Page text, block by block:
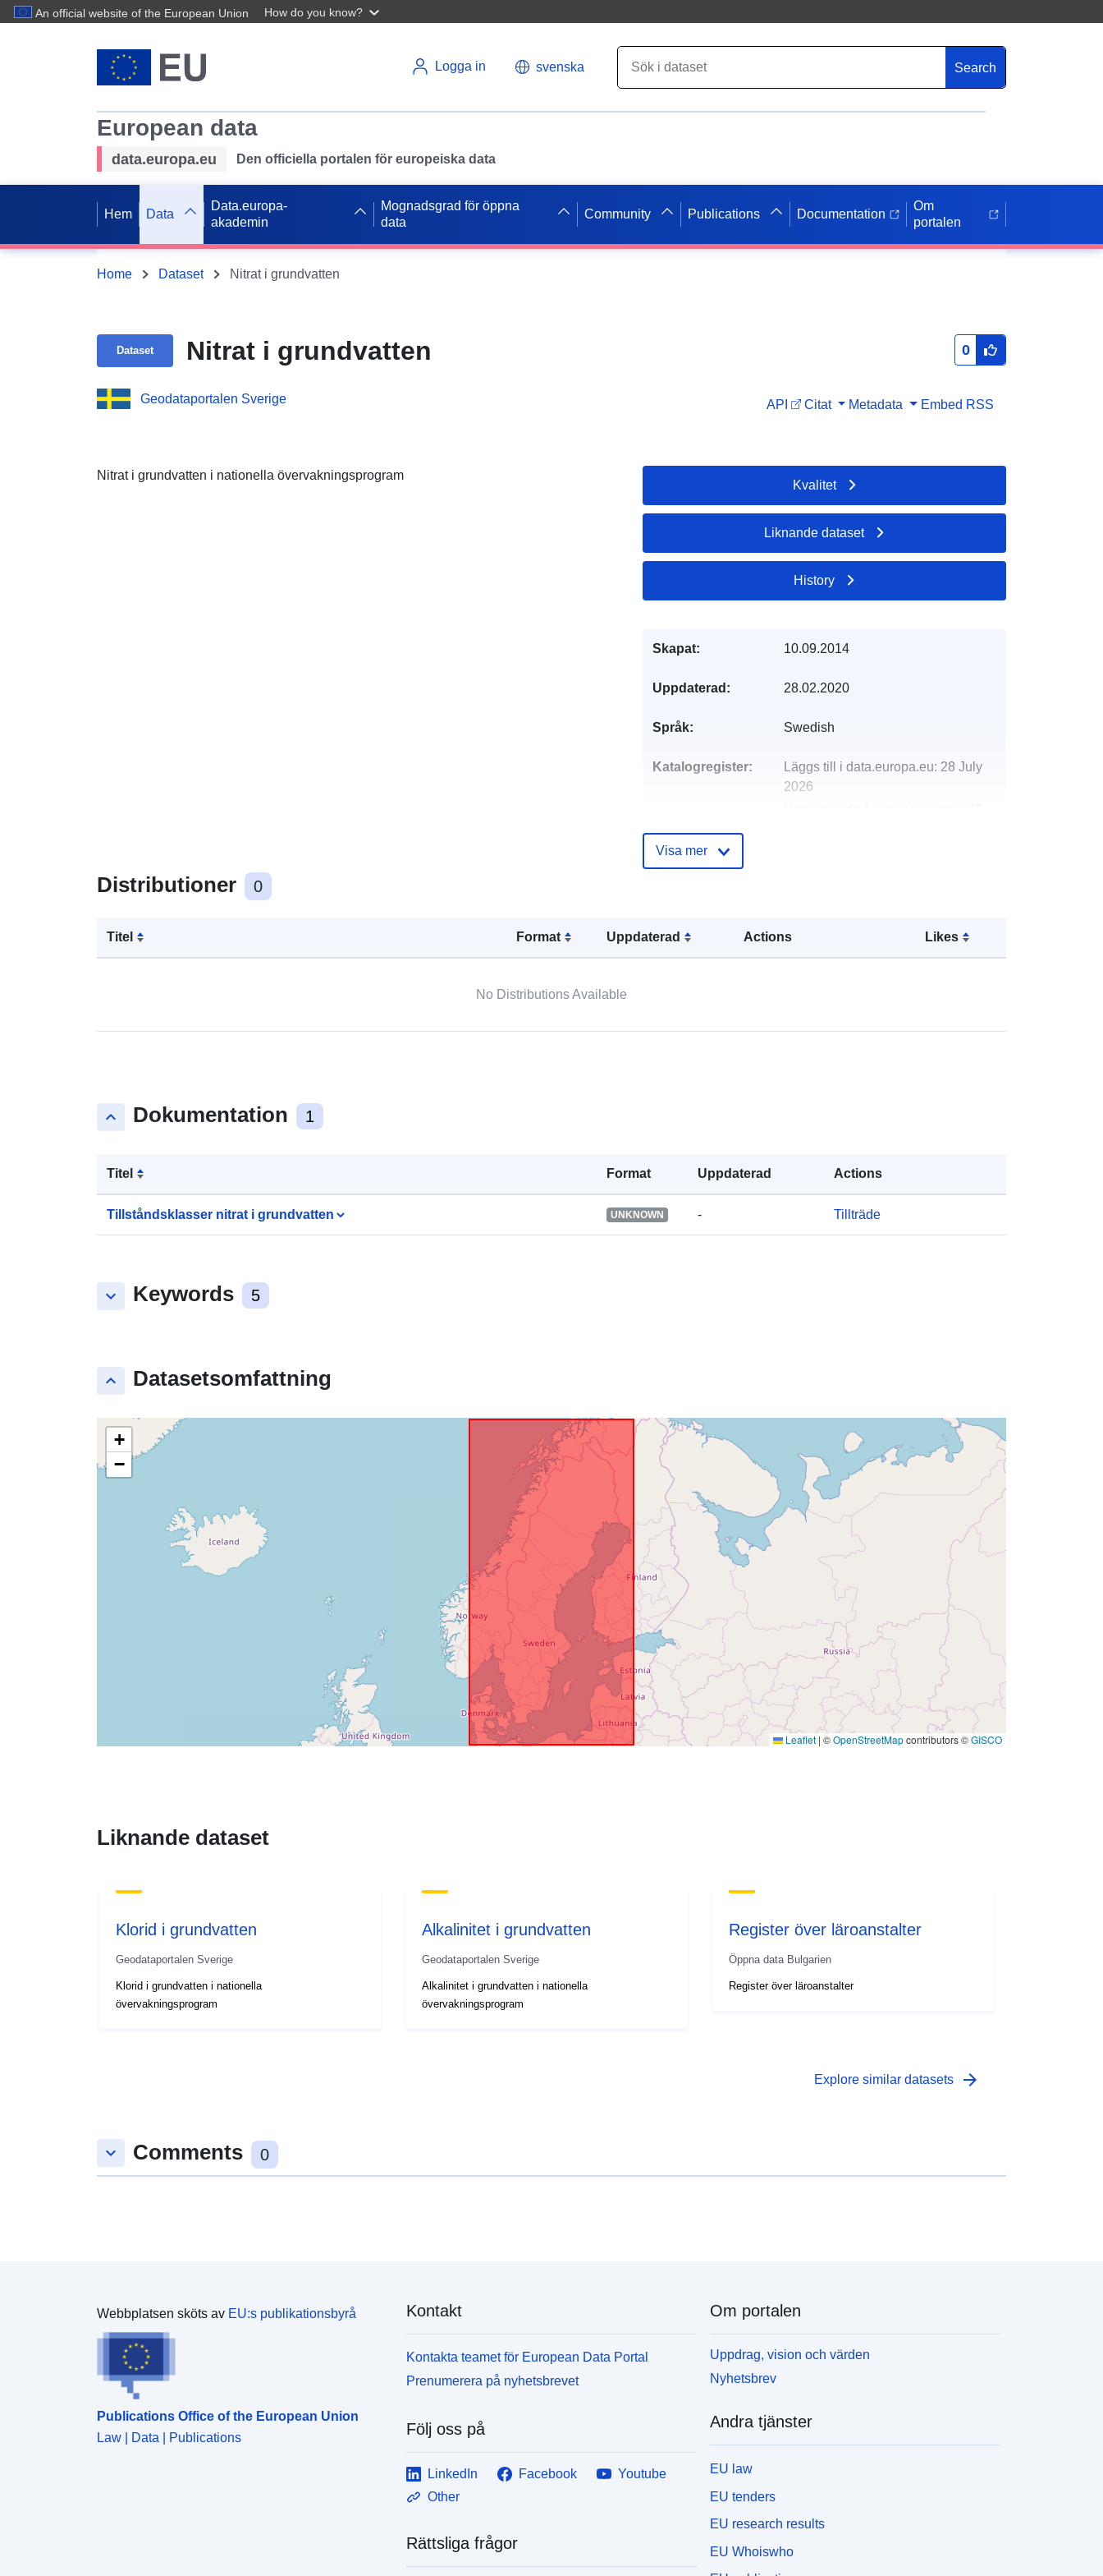
An official website of the European Union How do you know?
Logga in svenska Search
European data
data.europa.eu Den officiella portalen för europeiska data
Hem Data
Data.europa-
akademin
Mognadsgrad för öppna
data
Community Publications Documentation
Om
portalen
Home Dataset Nitrat i grundvatten
Dataset Nitrat i grundvatten 0
Geodataportalen Sverige API Citat Metadata Embed RSS
Nitrat i grundvatten i nationella övervakningsprogram
Distributioner 0
Titel Format Uppdaterad Actions Likes
No Distributions Available
keyboard_arrow_up Dokumentation 1
Titel Format Uppdaterad Actions
Tillståndsklasser nitrat i grundvatten UNKNOWN - Tillträde
keyboard_arrow_down Keywords 5
keyboard_arrow_up Datasetsomfattning
+
−
Leaflet | ©OpenStreetMapcontributors ©GISCO
Kvalitet
Liknande dataset
History
Skapat: 10.09.2014
Uppdaterad: 28.02.2020
Språk: Swedish
Katalogregister: Läggs till i data.europa.eu: 28 July
2026
Spatial:
54.0400382 ], [ 8.0807799,
Identifierare:
a6f0a3e7-9ece-a29d-5819-
Visa mer
Liknande dataset
Klorid i grundvatten
Geodataportalen Sverige
Klorid i grundvatten i nationella
övervakningsprogram
Alkalinitet i grundvatten
Geodataportalen Sverige
Alkalinitet i grundvatten i nationella
övervakningsprogram
Register över läroanstalter
Öppna data Bulgarien
Register över läroanstalter
Explore similar datasets arrow_forward
keyboard_arrow_down Comments 0
Webbplatsen sköts av EU:s publikationsbyrå
Publications Office of the European Union
Law | Data | Publications
Kontakt
Kontakta teamet för European Data Portal
Prenumerera på nyhetsbrevet
Följ oss på
LinkedIn Facebook
Youtube
Other
Rättsliga frågor
Om portalen
Uppdrag, vision och värden
Nyhetsbrev
Andra tjänster
EU law
EU tenders
EU research results
EU Whoiswho